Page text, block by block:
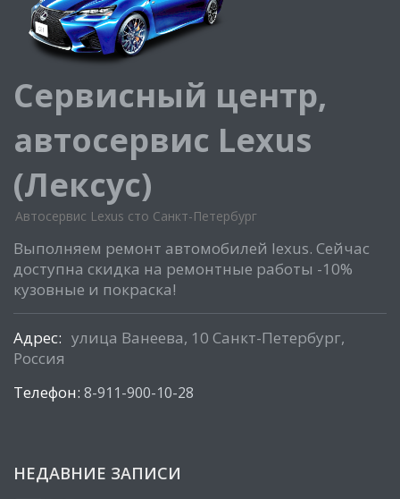
Сервисный центр,
автосервис Lexus
(Лексус)
Автосервис Lexus сто Санкт-Петербург
Выполняем ремонт автомобилей lexus. Сейчас
доступна скидка на ремонтные работы -10%
кузовные и покраска!
Адрес: улица Ванеева, 10 Санкт-Петербург,
Россия
Телефон: 8-911-900-10-28
НЕДАВНИЕ ЗАПИСИ